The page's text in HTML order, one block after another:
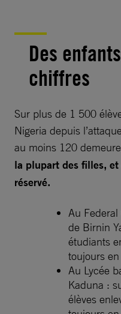
Des
chiffres
Sur plus de 1 500
Nigeria depuis
au moins 120
la plupart des filles,
réservé.
Au
de Birnin
étudiants
toujours
Au Lycée
Kaduna :
élèves